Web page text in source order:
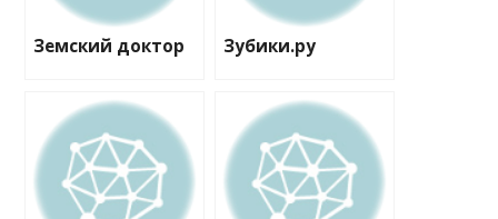
Земский доктор Зубики.ру